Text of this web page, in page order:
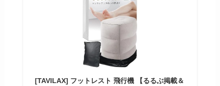
[TAVILAX] フットレスト 飛行機 【るるぶ掲載＆